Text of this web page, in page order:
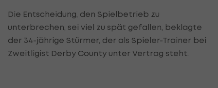
Die Entscheidung, den Spielbetrieb zu
unterbrechen, sei viel zu spät gefallen, beklagte
der 34-jährige Stürmer, der als Spieler-Trainer bei
Zweitligist Derby County unter Vertrag steht.